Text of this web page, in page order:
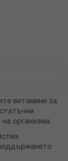
витамини за
организма.